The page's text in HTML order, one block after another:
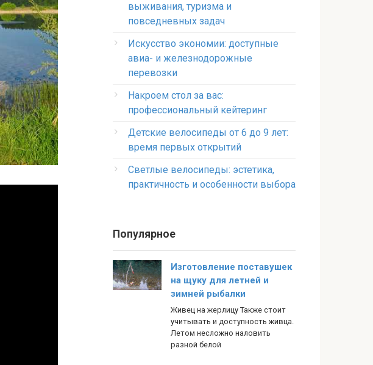
выживания, туризма и
повседневных задач
Искусство экономии: доступные
авиа- и железнодорожные
перевозки
Накроем стол за вас:
профессиональный кейтеринг
Детские велосипеды от 6 до 9 лет:
время первых открытий
Светлые велосипеды: эстетика,
практичность и особенности выбора
Популярное
Изготовление поставушек
на щуку для летней и
зимней рыбалки
Живец на жерлицу Также стоит
учитывать и доступность живца.
Летом несложно наловить
разной белой